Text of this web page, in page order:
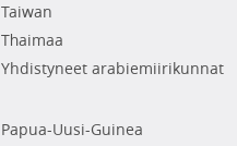
Taiwan
Thaimaa
Yhdistyneet arabiemiirikunnat
Papua-Uusi-Guinea